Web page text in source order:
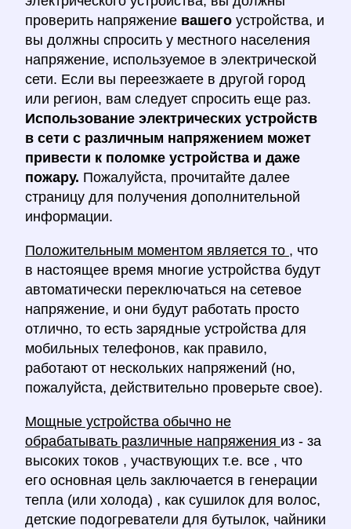
проверить напряжение вашего устройства, и
вы должны спросить у местного населения
напряжение, используемое в электрической
сети. Если вы переезжаете в другой город
или регион, вам следует спросить еще раз.
Использование электрических устройств
в сети с различным напряжением может
привести к поломке устройства и даже
пожару. Пожалуйста, прочитайте далее
страницу для получения дополнительной
информации.
Положительным моментом является то , что
в настоящее время многие устройства будут
автоматически переключаться на сетевое
напряжение, и они будут работать просто
отлично, то есть зарядные устройства для
мобильных телефонов, как правило,
работают от нескольких напряжений (но,
пожалуйста, действительно проверьте свое).
Мощные устройства обычно не
обрабатывать различные напряжения из - за
высоких токов , участвующих т.е. все , что
его основная цель заключается в генерации
тепла (или холода) , как сушилок для волос,
детские подогреватели для бутылок, чайники